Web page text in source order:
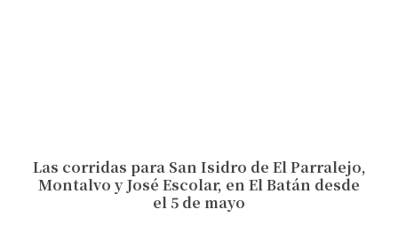
Las corridas para San Isidro de El Parralejo,
Montalvo y José Escolar, en El Batán desde
el 5 de mayo